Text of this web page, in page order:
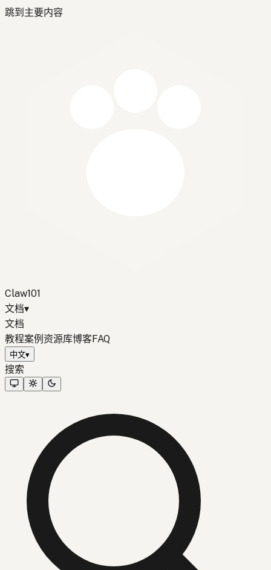
跳到主要内容
Claw101
文档▾
文档
教程案例 资源库博客FAQ
中文▾
搜索